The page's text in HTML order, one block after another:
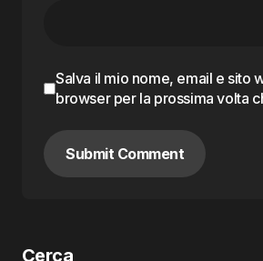
Salva il mio nome, email e sito
browser per la prossima volta
Submit Comment
Cerca